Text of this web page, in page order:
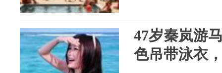
47岁秦岚游
色吊带泳衣